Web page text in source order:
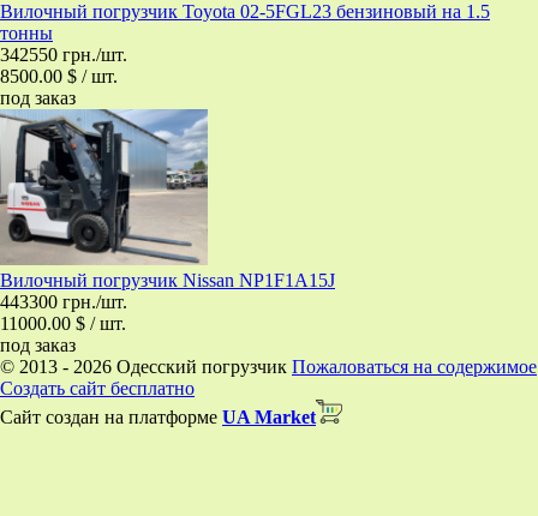
Вилочный погрузчик Toyota 02-5FGL23 бензиновый на 1.5
тонны
342550 грн./шт.
8500.00 $ / шт.
под заказ
Вилочный погрузчик Nissan NP1F1A15J
443300 грн./шт.
11000.00 $ / шт.
под заказ
© 2013 - 2026 Одесский погрузчик Пожаловаться на содержимое
Создать сайт бесплатно
Сайт создан на платформе UA Market